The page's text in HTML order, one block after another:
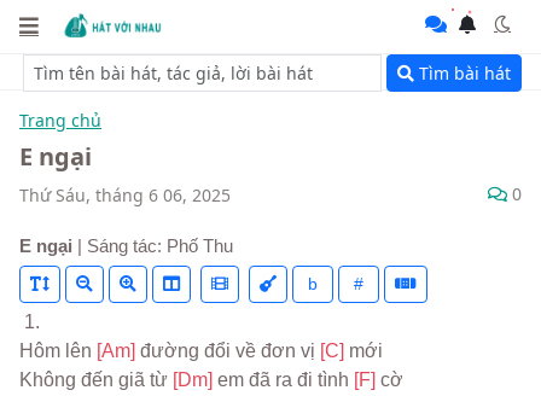
Tìm bài hát
Trang chủ
E ngại
Thứ Sáu, tháng 6 06, 2025 0
E ngại | Sáng tác: Phố Thu
b #
1.
Hôm lên [Am] đường đổi về đơn vị [C] mới
Không đến giã từ [Dm] em đã ra đi tình [F] cờ